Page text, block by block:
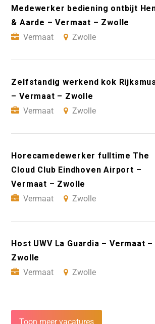
Medewerker bediening ontbijt
& Aarde – Vermaat – Zwolle
Vermaat
Zwolle
Zelfstandig werkend kok
– Vermaat – Zwolle
Vermaat
Zwolle
Horecamedewerker fulltime The
Cloud Club Eindhoven Airport –
Vermaat – Zwolle
Vermaat
Zwolle
Host UWV La Guardia – Vermaat –
Zwolle
Vermaat
Zwolle
Toon meer vacatures